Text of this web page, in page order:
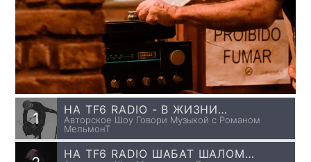
1
НА TF6 RADIO - В ЖИЗНИ
БЫВАЕТ ОДНАЖДЫ…
(CONTEMPLATION OF TRUTH) 16
Авторское Шоу Говори Музыкой с Романом
МельмонТ
НА TF6 RADIO ШАБАТ ШАЛОМ